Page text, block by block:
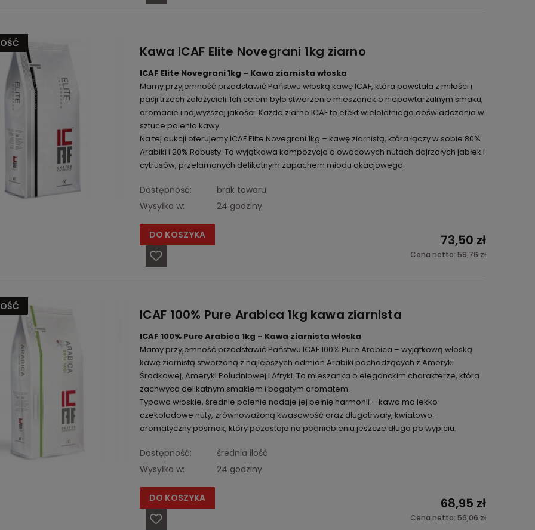
Kawa ICAF Elite Novegrani 1kg ziarno
ICAF Elite Novegrani 1kg – Kawa ziarnista włoska
Mamy przyjemność przedstawić Państwu włoską kawę ICAF, która powstała z miłości i
pasji trzech założycieli. Ich celem było stworzenie mieszanek o niepowtarzalnym smaku,
aromacie i najwyższej jakości. Każde ziarno ICAF to efekt wieloletniego doświadczenia w
sztuce palenia kawy.
Na tej aukcji oferujemy ICAF Elite Novegrani 1kg – kawę ziarnistą, która łączy w sobie 80%
Arabiki i 20% Robusty. To wyjątkowa kompozycja o owocowych nutach dojrzałych jabłek i
cytrusów, przełamanych delikatnym zapachem miodu akacjowego.
Dostępność:
brak towaru
Wysyłka w:
24 godziny
73,50 zł
Cena netto: 59,76 zł
DO KOSZYKA
ICAF 100% Pure Arabica 1kg kawa ziarnista
ICAF 100% Pure Arabica 1kg – Kawa ziarnista włoska
Mamy przyjemność przedstawić Państwu ICAF 100% Pure Arabica – wyjątkową włoską
kawę ziarnistą stworzoną z najlepszych odmian Arabiki pochodzących z Ameryki
Środkowej, Ameryki Południowej i Afryki. To mieszanka o eleganckim charakterze, która
zachwyca delikatnym smakiem i bogatym aromatem.
Typowo włoskie, średnie palenie nadaje jej pełnię harmonii – kawa ma lekko
czekoladowe nuty, zrównoważoną kwasowość oraz długotrwały, kwiatowo-
aromatyczny posmak, który pozostaje na podniebieniu jeszcze długo po wypiciu.
Dostępność:
średnia ilość
Wysyłka w:
24 godziny
68,95 zł
Cena netto: 56,06 zł
DO KOSZYKA